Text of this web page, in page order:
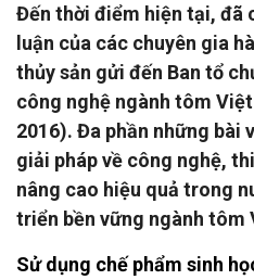
Đến thời điểm hiện tại, đã
luận của các chuyên gia
thủy sản gửi đến Ban tổ
công nghệ ngành tôm
2016). Đa phần những bài
giải pháp về công nghệ,
nâng cao hiệu quả trong
triển bền vững ngành tôm
Sử dụng chế phẩm sinh